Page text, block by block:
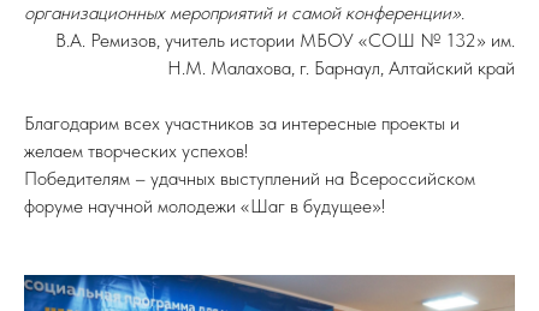
организационных мероприятий и самой конференции».
В.А. Ремизов, учитель истории МБОУ «СОШ № 132» им.
Н.М. Малахова, г. Барнаул, Алтайский край
Благодарим всех участников за интересные проекты и
желаем творческих успехов!
Победителям – удачных выступлений на Всероссийском
форуме научной молодежи «Шаг в будущее»!